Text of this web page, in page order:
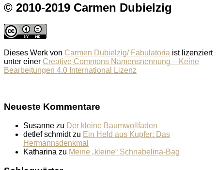
© 2010-2019 Carmen Dubielzig
Dieses Werk von Carmen Dubielzig/ Fabulatoria ist lizenziert
unter einer Creative Commons Namensnennung – Keine
Bearbeitungen 4.0 International Lizenz
Neueste Kommentare
Susanne zu Der kleine Baumwollfaden
detlef schmidtzu Ein Held aus Kupfer: Das
Hermannsdenkmal
Katharina zu Meine „kleine“ Schnabelina-Bag